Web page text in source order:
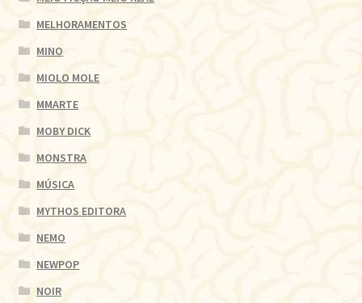
MELHORAMENTOS
MINO
MIOLO MOLE
MMARTE
MOBY DICK
MONSTRA
MÚSICA
MYTHOS EDITORA
NEMO
NEWPOP
NOIR